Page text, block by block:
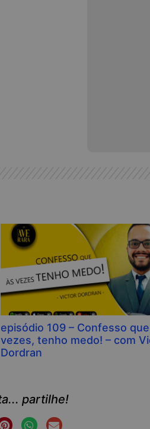
episódio 109 – Confesso
vezes, tenho medo! – com
Dordran
partilhe!